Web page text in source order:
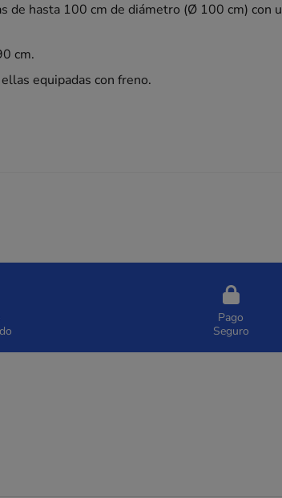
de hasta 100 cm de diámetro (Ø 100 cm) con
cm.
equipadas con freno.
Pago
Seguro